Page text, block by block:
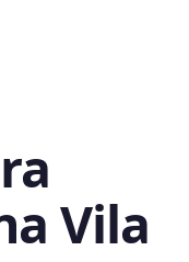
Vila